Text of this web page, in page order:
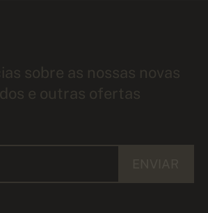
sobre as nossas novas
e outras ofertas